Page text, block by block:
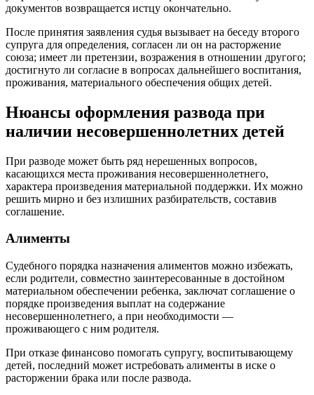
документов возвращается истцу окончательно.
После принятия заявления судья вызывает на беседу второго
супруга для определения, согласен ли он на расторжение
союза; имеет ли претензии, возражения в отношении другого;
достигнуто ли согласие в вопросах дальнейшего воспитания,
проживания, материального обеспечения общих детей.
Нюансы оформления развода при
наличии несовершеннолетних детей
При разводе может быть ряд нерешенных вопросов,
касающихся места проживания несовершеннолетнего,
характера произведения материальной поддержки. Их можно
решить мирно и без излишних разбирательств, составив
соглашение.
Алименты
Судебного порядка назначения алиментов можно избежать,
если родители, совместно заинтересованные в достойном
материальном обеспечении ребенка, заключат соглашение о
порядке произведения выплат на содержание
несовершеннолетнего, а при необходимости —
проживающего с ним родителя.
При отказе финансово помогать супругу, воспитывающему
детей, последний может истребовать алименты в иске о
расторжении брака или после развода.